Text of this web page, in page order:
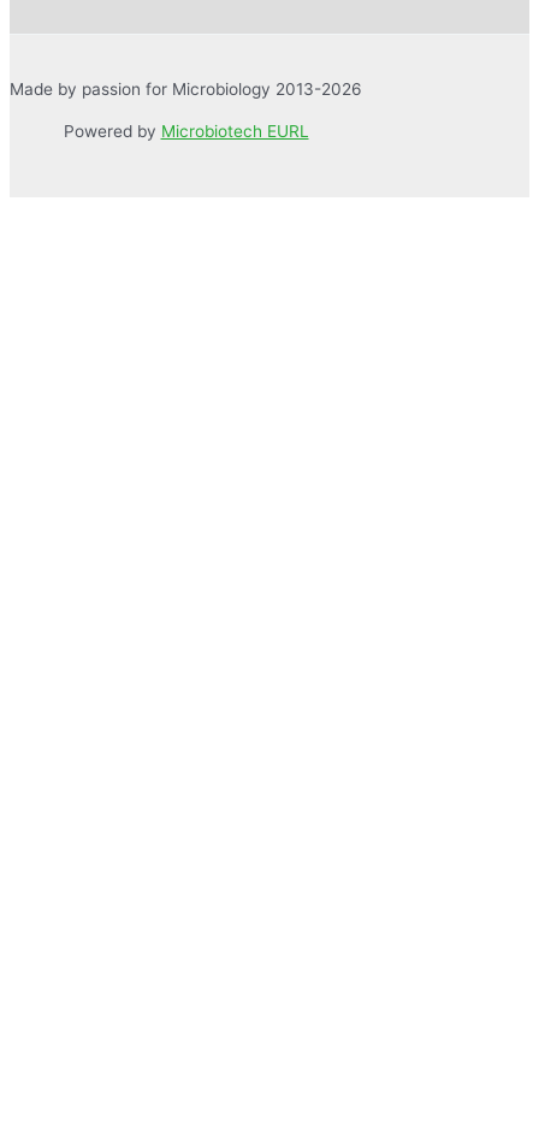
Made by passion for Microbiology 2013-2026
Powered by Microbiotech EURL